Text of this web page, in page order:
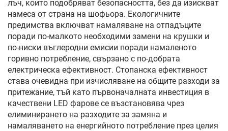
лъч, които подобряват безопасността, без да изискват
намеса от страна на шофьора. Екологичните
предимства включват намаляване на отпадъците
поради по-малкото необходими замени на крушки и
по-ниски въглеродни емисии поради намаленото
горивно потребление, свързано с по-добрата
електрическа ефективност. Стопанска ефективност
става очевидна при изчисляване на общите разходи за
притежание, тъй като първоначалната инвестиция в
качествени LED фарове се възстановява чрез
елиминирането на разходите за замяна и
намаляването на енергийното потребление през целия